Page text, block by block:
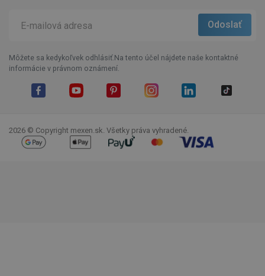
Môžete sa kedykoľvek odhlásiť.Na tento účel nájdete naše kontaktné
informácie v právnom oznámení.
2026 © Copyright mexen.sk. Všetky práva vyhradené.